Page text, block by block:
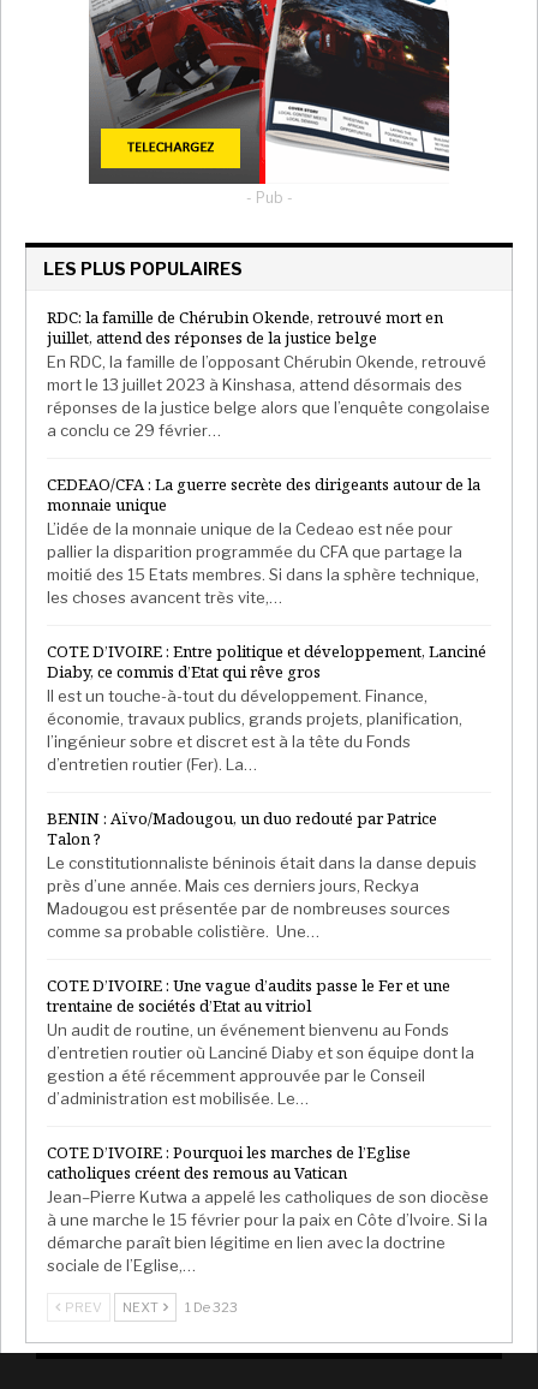
- Pub -
LES PLUS POPULAIRES
RDC: la famille de Chérubin Okende, retrouvé mort en
juillet, attend des réponses de la justice belge
En RDC, la famille de l’opposant Chérubin Okende, retrouvé
mort le 13 juillet 2023 à Kinshasa, attend désormais des
réponses de la justice belge alors que l’enquête congolaise
a conclu ce 29 février…
CEDEAO/CFA : La guerre secrète des dirigeants autour de la
monnaie unique
L’idée de la monnaie unique de la Cedeao est née pour
pallier la disparition programmée du CFA que partage la
moitié des 15 Etats membres. Si dans la sphère technique,
les choses avancent très vite,…
COTE D’IVOIRE : Entre politique et développement, Lanciné
Diaby, ce commis d’Etat qui rêve gros
Il est un touche-à-tout du développement. Finance,
économie, travaux publics, grands projets, planification,
l’ingénieur sobre et discret est à la tête du Fonds
d’entretien routier (Fer). La…
BENIN : Aïvo/Madougou, un duo redouté par Patrice
Talon ?
Le constitutionnaliste béninois était dans la danse depuis
près d’une année. Mais ces derniers jours, Reckya
Madougou est présentée par de nombreuses sources
comme sa probable colistière. Une…
COTE D’IVOIRE : Une vague d’audits passe le Fer et une
trentaine de sociétés d’Etat au vitriol
Un audit de routine, un événement bienvenu au Fonds
d’entretien routier où Lanciné Diaby et son équipe dont la
gestion a été récemment approuvée par le Conseil
d’administration est mobilisée. Le…
COTE D’IVOIRE : Pourquoi les marches de l’Eglise
catholiques créent des remous au Vatican
Jean–Pierre Kutwa a appelé les catholiques de son diocèse
à une marche le 15 février pour la paix en Côte d’Ivoire. Si la
démarche paraît bien légitime en lien avec la doctrine
sociale de l’Eglise,…
PREV NEXT 1 De 323